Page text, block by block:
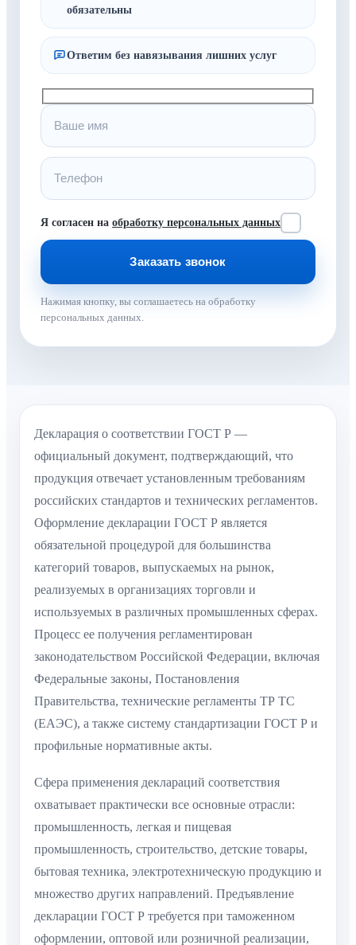
обязательны
Ответим без навязывания лишних услуг
Я согласен на обработку персональных данных
Нажимая кнопку, вы соглашаетесь на обработку
персональных данных.
Декларация о соответствии ГОСТ Р —
официальный документ, подтверждающий, что
продукция отвечает установленным требованиям
российских стандартов и технических регламентов.
Оформление декларации ГОСТ Р является
обязательной процедурой для большинства
категорий товаров, выпускаемых на рынок,
реализуемых в организациях торговли и
используемых в различных промышленных сферах.
Процесс ее получения регламентирован
законодательством Российской Федерации, включая
Федеральные законы, Постановления
Правительства, технические регламенты ТР ТС
(ЕАЭС), а также систему стандартизации ГОСТ Р и
профильные нормативные акты.
Сфера применения деклараций соответствия
охватывает практически все основные отрасли:
промышленность, легкая и пищевая
промышленность, строительство, детские товары,
бытовая техника, электротехническую продукцию и
множество других направлений. Предъявление
декларации ГОСТ Р требуется при таможенном
оформлении, оптовой или розничной реализации,